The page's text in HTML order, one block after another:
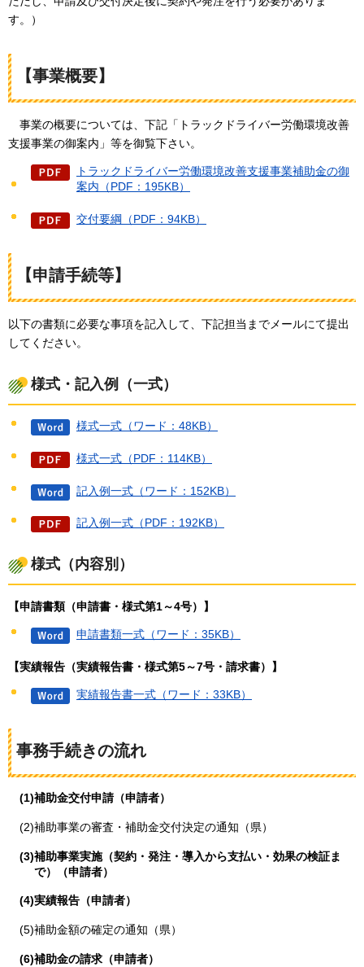
す。）
【事業概要】
事業の概要については、下記「トラックドライバー労働環境改善
支援事業の御案内」等を御覧下さい。
トラックドライバー労働環境改善支援事業補助金の御
案内（PDF：195KB）
交付要綱（PDF：94KB）
【申請手続等】
以下の書類に必要な事項を記入して、下記担当までメールにて提出
してください。
様式・記入例（一式）
様式一式（ワード：48KB）
様式一式（PDF：114KB）
記入例一式（ワード：152KB）
記入例一式（PDF：192KB）
様式（内容別）
【申請書類（申請書・様式第1～4号）】
申請書類一式（ワード：35KB）
【実績報告（実績報告書・様式第5～7号・請求書）】
実績報告書一式（ワード：33KB）
事務手続きの流れ
(1)補助金交付申請（申請者）
(2)補助事業の審査・補助金交付決定の通知（県）
(3)補助事業実施（契約・発注・導入から支払い・効果の検証ま
で）（申請者）
(4)実績報告（申請者）
(5)補助金額の確定の通知（県）
(6)補助金の請求（申請者）